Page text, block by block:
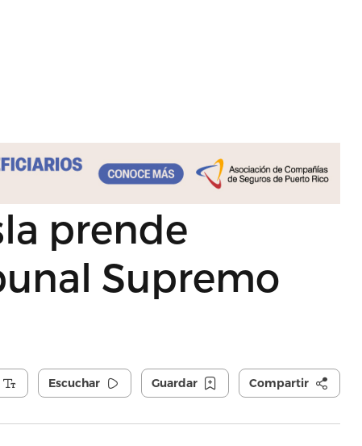
prende
Supremo
Escuchar Guardar Compartir